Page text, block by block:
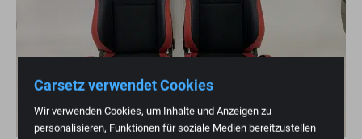
Carsetz verwendet Cookies
Wir verwenden Cookies, um Inhalte und Anzeigen zu
personalisieren, Funktionen für soziale Medien bereitzustellen